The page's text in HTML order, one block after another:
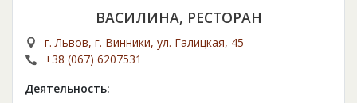
ВАСИЛИНА, РЕСТОРАН
г. Львов, г. Винники, ул. Галицкая, 45
+38 (067) 6207531
Деятельность: